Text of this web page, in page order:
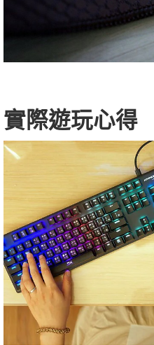
實際遊玩心得